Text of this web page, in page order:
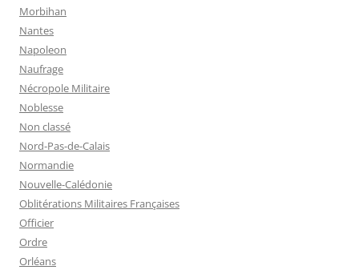
Morbihan
Nantes
Napoleon
Naufrage
Nécropole Militaire
Noblesse
Non classé
Nord-Pas-de-Calais
Normandie
Nouvelle-Calédonie
Oblitérations Militaires Françaises
Officier
Ordre
Orléans